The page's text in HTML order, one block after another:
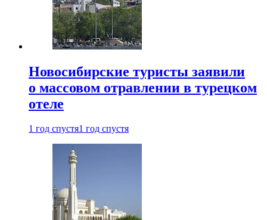
Новосибирские туристы заявили
о массовом отравлении в турецком
отеле
1 год спустя1 год спустя